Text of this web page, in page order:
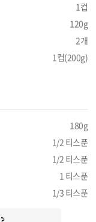
1컵
120g
2개
1컵(200g)
180g
1/2 티스푼
1/2 티스푼
1 티스푼
1/3 티스푼